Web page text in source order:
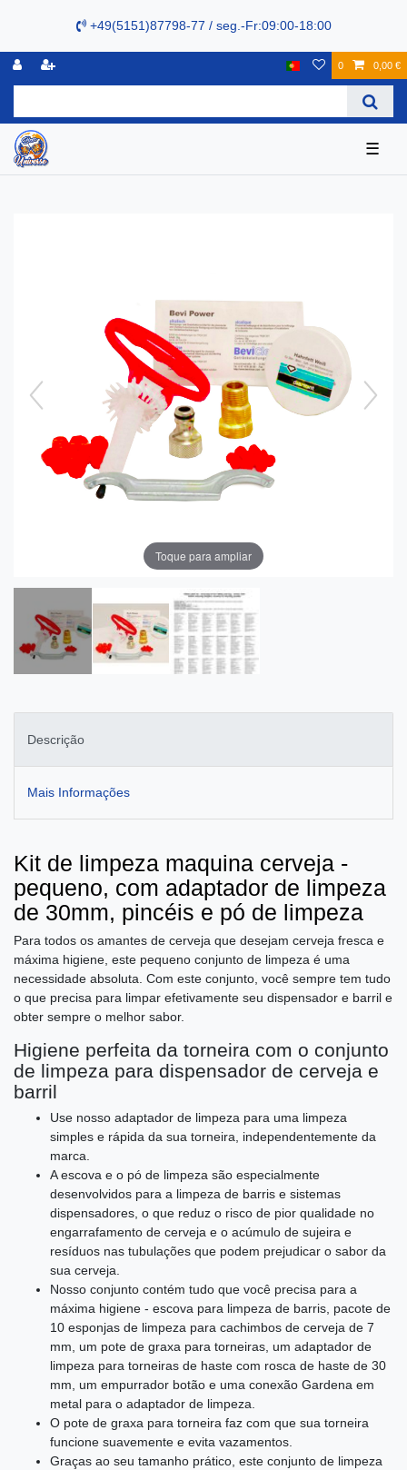
+49(5151)87798-77 / seg.-Fr:09:00-18:00
0 0,00 €
☰
Toque para ampliar
Descrição
Mais Informações
Kit de limpeza maquina cerveja -
pequeno, com adaptador de limpeza
de 30mm, pincéis e pó de limpeza
Para todos os amantes de cerveja que desejam cerveja fresca e
máxima higiene, este pequeno conjunto de limpeza é uma
necessidade absoluta. Com este conjunto, você sempre tem tudo
o que precisa para limpar efetivamente seu dispensador e barril e
obter sempre o melhor sabor.
Higiene perfeita da torneira com o conjunto
de limpeza para dispensador de cerveja e
barril
Use nosso adaptador de limpeza para uma limpeza
simples e rápida da sua torneira, independentemente da
marca.
A escova e o pó de limpeza são especialmente
desenvolvidos para a limpeza de barris e sistemas
dispensadores, o que reduz o risco de pior qualidade no
engarrafamento de cerveja e o acúmulo de sujeira e
resíduos nas tubulações que podem prejudicar o sabor da
sua cerveja.
Nosso conjunto contém tudo que você precisa para a
máxima higiene - escova para limpeza de barris, pacote de
10 esponjas de limpeza para cachimbos de cerveja de 7
mm, um pote de graxa para torneiras, um adaptador de
limpeza para torneiras de haste com rosca de haste de 30
mm, um empurrador botão e uma conexão Gardena em
metal para o adaptador de limpeza.
O pote de graxa para torneira faz com que sua torneira
funcione suavemente e evita vazamentos.
Graças ao seu tamanho prático, este conjunto de limpeza